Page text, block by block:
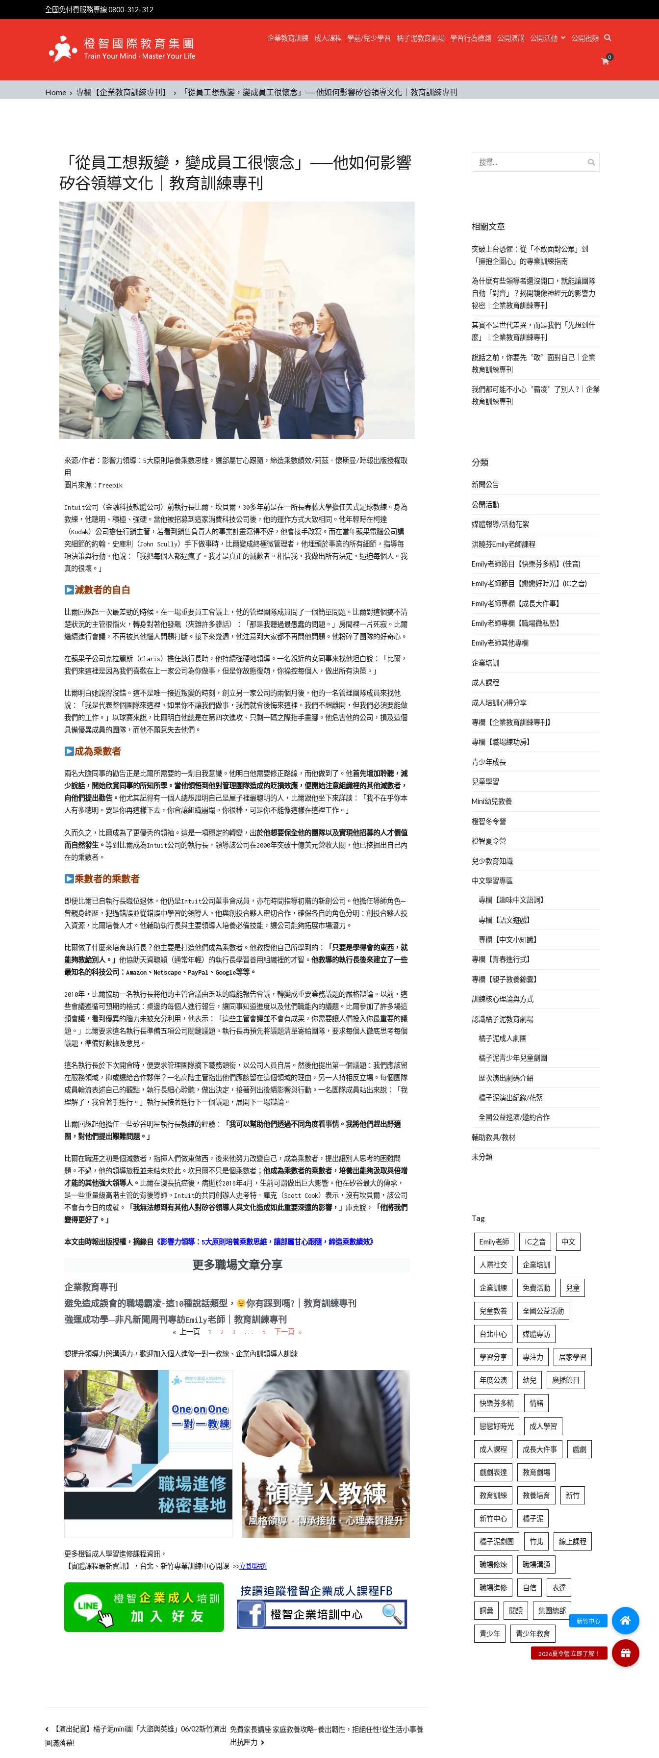
全國免付費服務專線 0800-312-312
企業教育訓練 成人課程 學前/兒少學習 橘子泥教育劇場 學習行為檢測 公開演講 公開活動 公開視頻
0
Home 專欄【企業教育訓練專刊】 「從員工想叛變，變成員工很懷念」──他如何影響矽谷領導文化｜教育訓練專刊
「從員工想叛變，變成員工很懷念」──他如何影響
矽谷領導文化｜教育訓練專刊
Posted
on
2024-
05
Posted
專
【企
業
育
訓
練
刊】
Tagged
企
業
練
來源/作者：影響力領導：5大原則培養乘數思維，讓部屬甘心跟隨，締造乘數績效/莉茲．懷斯曼/時報出版授權取
用
圖片來源：Freepik
Intuit公司（金融科技軟體公司）前執行長比爾．坎貝爾，30多年前是在一所長春藤大學擔任美式足球教練。身為
教練，他聰明、積極、強硬。當他被招募到這家消費科技公司後，他的運作方式大致相同。他年輕時在柯達
（Kodak）公司擔任行銷主管，若看到銷售負責人的事業計畫寫得不好，他會接手改寫。而在當年蘋果電腦公司講
究細節的約翰．史庫利（John Scully）手下做事時，比爾變成終極微管理者，他埋頭於事業的所有細節，指導每
項決策與行動。他說：「我把每個人都逼瘋了。我才是真正的減數者。相信我，我做出所有決定，逼迫每個人。我
真的很壞。」
減數者的自白
比爾回想起一次最差勁的時候。在一場重要員工會議上，他的管理團隊成員問了一個簡單問題。比爾對這個搞不清
楚狀況的主管很惱火，轉身對著他發飆（夾雜許多髒話）：「那是我聽過最愚蠢的問題。」房間裡一片死寂。比爾
繼續進行會議，不再被其他惱人問題打斷。接下來幾週，他注意到大家都不再問他問題。他粉碎了團隊的好奇心。
在蘋果子公司克拉麗斯（Claris）擔任執行長時，他持續強硬地領導。一名親近的女同事來找他坦白說：「比爾，
我們來這裡是因為我們喜歡在上一家公司為你做事，但是你故態復萌，你操控每個人，做出所有決策。」
比爾明白她說得沒錯。這不是唯一接近叛變的時刻，創立另一家公司的兩個月後，他的一名管理團隊成員來找他
說：「我是代表整個團隊來這裡。如果你不讓我們做事，我們就會後悔來這裡。我們不想離開，但我們必須要能做
我們的工作。」以球賽來說，比爾明白他總是在第四次進攻、只剩一碼之際指手畫腳。他危害他的公司，損及這個
具備優異成員的團隊，而他不願意失去他們。
成為乘數者
兩名大膽同事的勸告正是比爾所需要的一劑自我意識。他明白他需要修正路線，而他做到了。他首先增加聆聽，減
少說話，開始欣賞同事的所知所學。當他領悟到他對管理團隊造成的貶損效應，便開始注意組織裡的其他減數者，
向他們提出勸告。 他尤其記得有一個人總想證明自己是屋子裡最聰明的人，比爾跟他坐下來詳談：「我不在乎你本
人有多聰明。要是你再這樣下去，你會讓組織崩塌。你很棒，可是你不能像這樣在這裡工作。」
久而久之，比爾成為了更優秀的領袖。這是一項穩定的轉變，出於他想要保全他的團隊以及實現他招募的人才價值
而自然發生。 等到比爾成為Intuit公司的執行長，領導該公司在2000年突破十億美元營收大關，他已挖掘出自己內
在的乘數者。
乘數者的乘數者
即便比爾已自執行長職位退休，他仍是Intuit公司董事會成員，亦花時間指導初階的新創公司。他擔任導師角色─
曾親身經歷，犯過錯誤並從錯誤中學習的領導人。他與創投合夥人密切合作，確保各自的角色分明：創投合夥人投
入資源，比爾培養人才。他輔助執行長與主要領導人培養必備技能，讓公司能夠拓展市場潛力。
比爾做了什麼來培育執行長？他主要是打造他們成為乘數者。他教授他自己所學到的：
「只要是學得會的東西，就
能夠教給別人。」 他協助天資聰穎（通常年輕）的執行長學習善用組織裡的才智。 他教導的執行長後來建立了一些
最知名的科技公司：Amazon、Netscape、PayPal、Google等等。
2010年，比爾協助一名執行長將他的主管會議由乏味的職能報告會議，轉變成重要業務議題的嚴格辯論。以前，這
些會議遵循可預期的格式：桌邊的每個人進行報告，讓同事知道進度以及他們職能內的議題。比爾參加了許多場這
類會議，看到優異的腦力未被充分利用，他表示：「這些主管會議並不會有成果，你需要讓人們投入你最重要的議
題。」比爾要求這名執行長準備五項公司關鍵議題。執行長再預先將議題清單寄給團隊，要求每個人徹底思考每個
議題，準備好數據及意見。
這名執行長於下次開會時，便要求管理團隊摘下職務頭銜，以公司人員自居。然後他提出第一個議題：我們應該留
在服務領域，抑或讓給合作夥伴？一名高階主管指出他們應該留在這個領域的理由，另一人持相反立場。每個團隊
成員輪流表述自己的觀點，執行長細心聆聽，做出決定，接著列出後續影響與行動。一名團隊成員站出來說：「我
理解了，我會著手進行。」執行長接著進行下一個議題，展開下一場辯論。
比爾回想起他擔任一些矽谷明星執行長教練的經驗：
「我可以幫助他們透過不同角度看事情。我將他們趕出舒適
圈，對他們提出艱難問題。」
比爾在職涯之初是個減數者，指揮人們做東做西，後來他努力改變自己，成為乘數者，提出讓別人思考的困難問
題。不過，他的領導旅程並未結束於此。坎貝爾不只是個乘數者； 他成為乘數者的乘數者，培養出能夠汲取與倍增
才能的其他強大領導人。 比爾在漫長抗癌後，病逝於2016年4月，生前可謂做出巨大影響。他在矽谷最大的傳承，
是一些重量級高階主管的背後導師。Intuit的共同創辦人史考特．庫克（Scott Cook）表示，沒有坎貝爾，該公司
不會有今日的成就。
「我無法想到有其他人對矽谷領導人與文化造成如此重要深遠的影響，」 庫克說，
「他將我們
變得更好了。」
本文由時報出版授權，摘錄自 《影響力領導：5大原則培養乘數思維，讓部屬甘心跟隨，締造乘數績效》
更多職場文章分享
企業教育專刊
避免造成誤會的職場霸凌-這10種說話類型，
你有踩到嗎?｜教育訓練專刊
強運成功學─非凡新聞周刊專訪Emily老師｜教育訓練專刊
« 上一頁 1 2 3 ... 5 下一頁 »
想提升領導力與溝通力，歡迎加入個人進修一對一教練、企業內訓領導人訓練
更多橙智成人學習進修課程資訊，
【實體課程最新資訊】，台北、新竹專業訓練中心開課 >>立即點選
【演出紀實】橘子泥mini團「大盜與英雄」06/02新竹演出
圓滿落幕!
免費家長講座 家庭教養攻略–養出韌性，拒絕任性!從生活小事養
出抗壓力
相關文章
突破上台恐懼：從「不敢面對公眾」到
「擁抱企圖心」的專業訓練指南
為什麼有些領導者還沒開口，就能讓團隊
自動「對齊」？揭開鏡像神經元的影響力
祕密｜企業教育訓練專刊
其實不是世代差異，而是我們「先想到什
麼」｜企業教育訓練專刊
說話之前，你要先〝敢〞面對自己｜企業
教育訓練專刊
我們都可能不小心〝霸凌〞了別人 ?｜企業
教育訓練專刊
分類
新聞公告
公開活動
媒體報導/活動花絮
洪曉芬Emily老師課程
Emily老師節目【快樂芬多精】(佳音)
Emily老師節目【戀戀好時光】(iC之音)
Emily老師專欄【成長大件事】
Emily老師專欄【職場微私塾】
Emily老師其他專欄
企業培訓
成人課程
成人培訓心得分享
專欄【企業教育訓練專刊】
專欄【職場練功房】
青少年成長
兒童學習
Mini幼兒教養
橙智冬令營
橙智夏令營
兒少教育知識
中文學習專區
專欄【趣味中文語詞】
專欄【語文遊戲】
專欄【中文小知識】
專欄【青春進行式】
專欄【親子教養錦囊】
訓練核心理論與方式
認識橘子泥教育劇場
橘子泥成人劇團
橘子泥青少年兒童劇團
歷次演出劇碼介紹
橘子泥演出紀錄/花絮
全國公益巡演/邀約合作
輔助教具/教材
未分類
Tag
Emily老師 IC之音 中文
人際社交 企業培訓
企業訓練 免費活動 兒童
兒童教養 全國公益活動
台北中心 媒體專訪
學習分享 專注力 居家學習
年度公演 幼兒 廣播節目
快樂芬多精 情緒
戀戀好時光 成人學習
成人課程 成長大件事 戲劇
戲劇表達 教育劇場
教育訓練 教養培育 新竹
新竹中心 橘子泥
橘子泥劇團 竹北 線上課程
職場修煉 職場溝通
職場進修 自信 表達
詞彙 閱讀 集團總部
青少年 青少年教育